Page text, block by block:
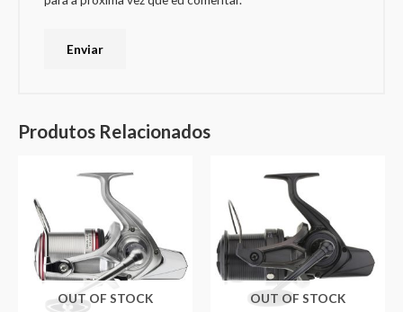
Produtos Relacionados
OUT OF STOCK OUT OF STOCK